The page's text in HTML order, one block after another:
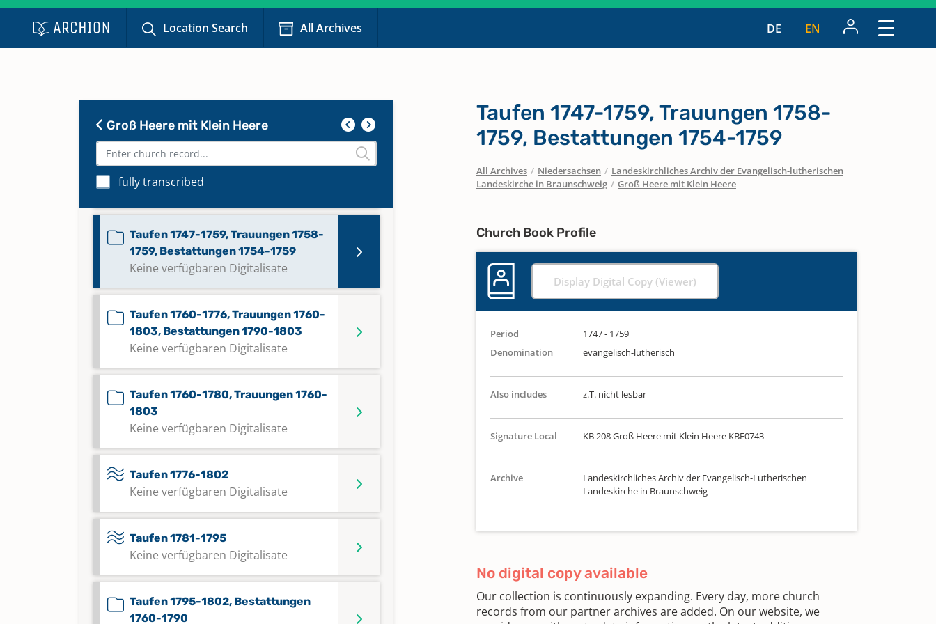
Location Search All Archives DE EN
Groß Heere mit Klein Heere
fully transcribed
Namensregister Trauungen N-Z
1853-1894
Taufen 1732-1747, Trauungen 1732-
1758, Bestattungen 1732-1754
Keine verfügbaren Digitalisate
Taufen 1747-1759, Trauungen 1758-
1759, Bestattungen 1754-1759
Keine verfügbaren Digitalisate
Taufen 1760-1776, Trauungen 1760-
1803, Bestattungen 1790-1803
Keine verfügbaren Digitalisate
Taufen 1760-1780, Trauungen 1760-
1803
Keine verfügbaren Digitalisate
Taufen 1776-1802
Keine verfügbaren Digitalisate
Taufen 1781-1795
Keine verfügbaren Digitalisate
Taufen 1795-1802, Bestattungen
1760-1790
Taufen 1747-1759, Trauungen 1758-
1759, Bestattungen 1754-1759
All Archives / Niedersachsen / Landeskirchliches Archiv der Evangelisch-lutherischen
Landeskirche in Braunschweig / Groß Heere mit Klein Heere
Church Book Profile
Display Digital Copy (Viewer)
Period
1747 - 1759
Denomination
evangelisch-lutherisch
Also includes z.T. nicht lesbar
Signature Local KB 208 Groß Heere mit Klein Heere KBF0743
Archive
Landeskirchliches Archiv der Evangelisch-Lutherischen
Landeskirche in Braunschweig
No digital copy available
Our collection is continuously expanding. Every day, more church
records from our partner archives are added. On our website, we